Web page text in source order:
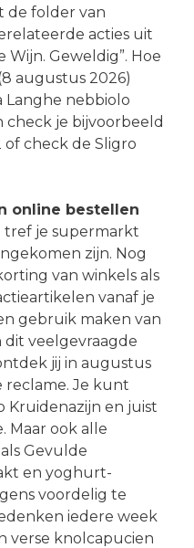
de folder van
acties uit
Geweldig”. Hoe
augustus 2026)
nebbiolo
check je bijvoorbeeld
check de Sligro
online bestellen
tref je supermarkt
zijn. Nog
van winkels als
vanaf je
gebruik maken van
veelgevraagde
jij in augustus
reclame. Je kunt
Kruidenazijn en juist
Maar ook alle
Gevulde
en yoghurt-
voordelig te
iedere week
verse knolcapucien